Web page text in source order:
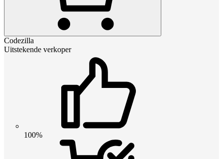
Codezilla
Uitstekende verkoper
100%